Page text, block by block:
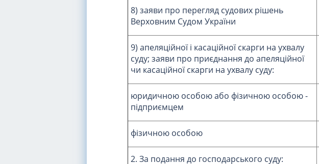
8) заяви про перегляд судових рішень
Верховним Судом України
9) апеляційної і касаційної скарги на ухвалу
суду; заяви про приєднання до апеляційної
чи касаційної скарги на ухвалу суду:
юридичною особою або фізичною особою -
підприємцем
фізичною особою
2. За подання до господарського суду: